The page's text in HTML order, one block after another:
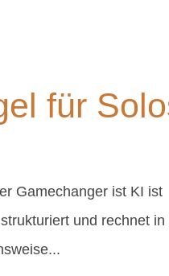
für
Gamechanger ist KI ist
und rechnet in